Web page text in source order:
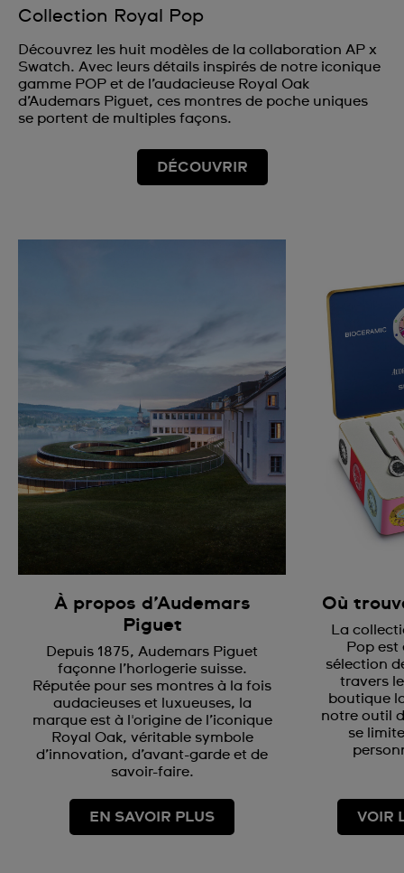
Collection Royal Pop
Découvrez les huit modèles de la collaboration AP x
Swatch. Avec leurs détails inspirés de notre iconique
gamme POP et de l’audacieuse Royal Oak
d’Audemars Piguet, ces montres de poche uniques
se portent de multiples façons.
DÉCOUVRIR
À propos d’Audemars
Piguet
Depuis 1875, Audemars Piguet
façonne l’horlogerie suisse.
Réputée pour ses montres à la fois
audacieuses et luxueuses, la
marque est à l'origine de l’iconique
Royal Oak, véritable symbole
d’innovation, d’avant-garde et de
savoir-faire.
EN SAVOIR PLUS
Où
La
Pop est
sélection
travers
boutique
notre outil
se
VOIR